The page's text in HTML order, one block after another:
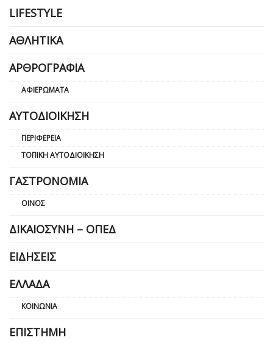
LIFESTYLE
ΑΘΛΗΤΙΚΆ
ΑΡΘΡΟΓΡΑΦΊΑ
ΑΦΙΕΡΏΜΑΤΑ
ΑΥΤΟΔΙΟΊΚΗΣΗ
ΠΕΡΙΦΈΡΕΙΑ
ΤΟΠΙΚΉ ΑΥΤΟΔΙΟΊΚΗΣΗ
ΓΑΣΤΡΟΝΟΜΊΑ
ΟΊΝΟΣ
ΔΙΚΑΙΟΣΎΝΗ – ΟΠΕΔ
ΕΙΔΉΣΕΙΣ
ΕΛΛΆΔΑ
ΚΟΙΝΩΝΊΑ
ΕΠΙΣΤΉΜΗ